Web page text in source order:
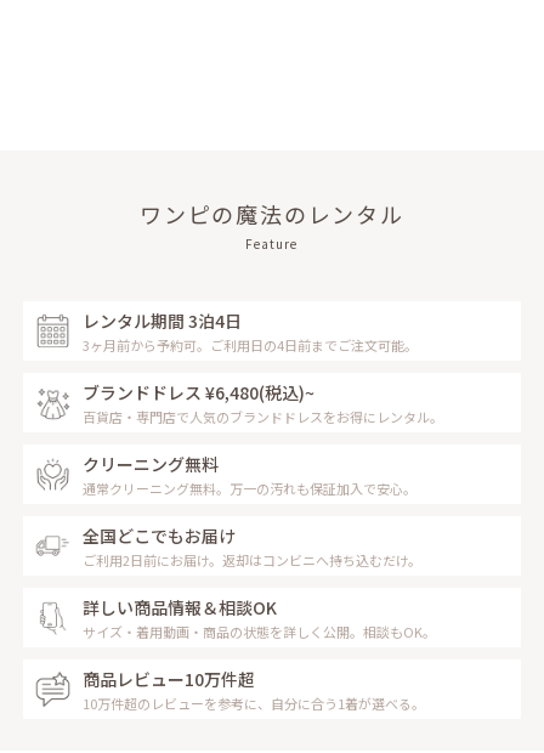
ワンピの魔法のレンタル
Feature
レンタル期間 3泊4日
3ヶ月前から予約可。ご利用日の4日前までご注文可能。
ブランドドレス ¥6,480(税込)~
百貨店・専門店で人気のブランドドレスをお得にレンタル。
クリーニング無料
通常クリーニング無料。万一の汚れも保証加入で安心。
全国どこでもお届け
ご利用2日前にお届け。返却はコンビニへ持ち込むだけ。
詳しい商品情報＆相談OK
サイズ・着用動画・商品の状態を詳しく公開。相談もOK。
商品レビュー10万件超
10万件超のレビューを参考に、自分に合う1着が選べる。